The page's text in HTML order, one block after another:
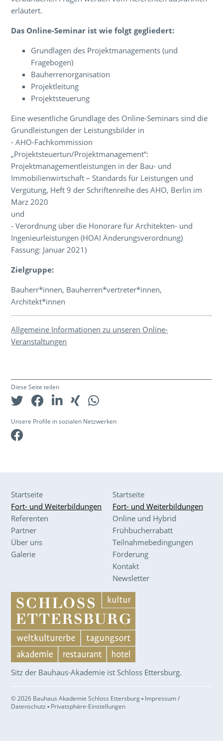
erläutert.
Das Online-Seminar ist wie folgt gegliedert:
Grundlagen des Projektmanagements (und
Fragebogen)
Bauherrenorganisation
Projektleitung
Projektsteuerung
Eine wesentliche Grundlage des Online-Seminars sind die
Grundleistungen der Leistungsbilder in
- AHO-Fachkommission
„Projektsteuertun/Projektmanagement“:
Projektmanagementleistungen in der Bau- und
Immobilienwirtschaft – Standards für Leistungen und
Vergütung, Heft 9 der Schriftenreihe des AHO, Berlin im
März 2020
und
- Verordnung über die Honorare für Architekten- und
Ingenieurleistungen (HOAI Änderungsverordnung)
Fassung: Januar 2021)
Zielgruppe:
Bauherr*innen, Bauherren*vertreter*innen,
Architekt*innen
Allgemeine Informationen zu unseren Online-
Veranstaltungen
Diese Seite teilen
Unsere Profile in sozialen Netzwerken
Startseite
Fort- und Weiterbildungen
Referenten
Partner
Über uns
Galerie
Startseite
Fort- und Weiterbildungen
Online und Hybrid
Frühbucherrabatt
Teilnahmebedingungen
Förderung
Kontakt
Newsletter
Sitz der Bauhaus-Akademie ist Schloss Ettersburg.
© 2026 Bauhaus Akademie Schloss Ettersburg ▪ Impressum /
Datenschutz ▪ Privatsphäre-Einstellungen